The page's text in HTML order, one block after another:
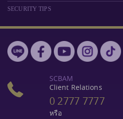
SECURITY TIPS
SCBAM
Client Relations
0 2777 7777
หรือ